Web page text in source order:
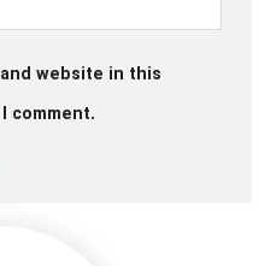
website in this
comment.